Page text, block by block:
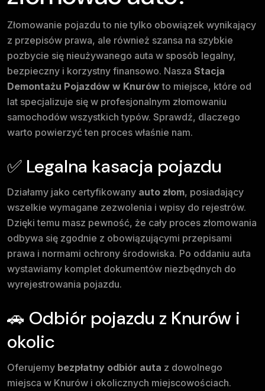
Złomowanie pojazdu to nie tylko obowiązek wynikający
z przepisów prawa, ale również szansa na szybkie
pozbycie się nieużywanego auta w sposób legalny,
bezpieczny i korzystny finansowo. Nasza Stacja
Demontażu Pojazdów w Knurówto miejsce, które od
lat specjalizuje się w profesjonalnym złomowaniu
samochodów wszystkich typów. Sprawdź, dlaczego
warto powierzyć ten proces właśnie nam.
✅ Legalna kasacja pojazdu
Działamy jako certyfikowany auto złom, posiadający
wszelkie wymagane zezwolenia i wpisy do rejestrów.
Dzięki temu masz pewność, że cały proces złomowania
odbywa się zgodnie z obowiązującymi przepisami
prawa i normami ochrony środowiska. Po oddaniu auta
wystawiamy komplet dokumentów niezbędnych do
wyrejestrowania pojazdu.
🚗 Odbiór pojazdu z Knurów i
okolic
Oferujemy bezpłatny odbiór auta z dowolnego
miejsca w Knurów i okolicznych miejscowościach.